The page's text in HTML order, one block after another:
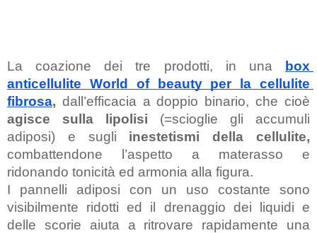
La coazione dei tre prodotti, in una
box
anticellulite World of beauty per la cellulite
fibrosa,
agisce sulla lipolisi (=scioglie gli accumuli
adiposi) e sugli inestetismi della cellulite,
combattendone l’aspetto a materasso e
ridonando tonicità ed armonia alla figura.
I pannelli adiposi con un uso costante sono
visibilmente ridotti ed il drenaggio dei liquidi e
delle scorie aiuta a ritrovare rapidamente una